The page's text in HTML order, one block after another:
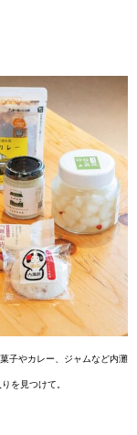
子やカレー、ジャムなど内灘
を見つけて。